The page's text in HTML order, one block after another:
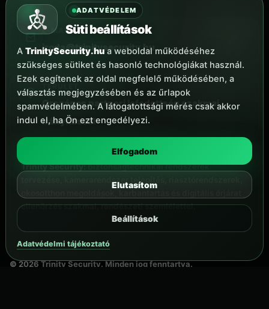
E-MAIL
iroda@trinitysecurity.hu
TERÜLET
Országos partneri lefedettség szakmai
irányítással
Trinity Security:biztonságtechnikai rendszerek
tervezése, kamerarendszer telepítés, riasztórendszerek,
ellenőrzés szakmai, rendészeti szemlélettel.
©2026Trinity Security. Minden jog fenntartva.
ADATVÉDELEM
Süti beállítások
A TrinitySecurity.hu a weboldal működéséhez
szükséges sütiket és hasonló technológiákat használ.
Ezek segítenek az oldal megfelelő működésében, a
választás megjegyzésében és az űrlapok
spamvédelmében. A látogatottsági mérés csak akkor
indul el, ha Ön ezt engedélyezi.
Elfogadom
Elutasítom
Beállítások
Adatvédelmi tájékoztató